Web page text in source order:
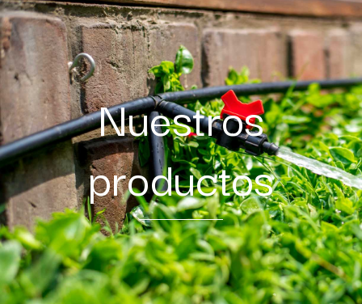
Nuestros
productos